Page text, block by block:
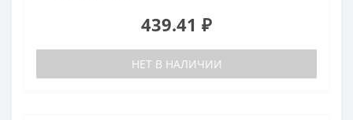
439.41 ₽
НЕТ В НАЛИЧИИ